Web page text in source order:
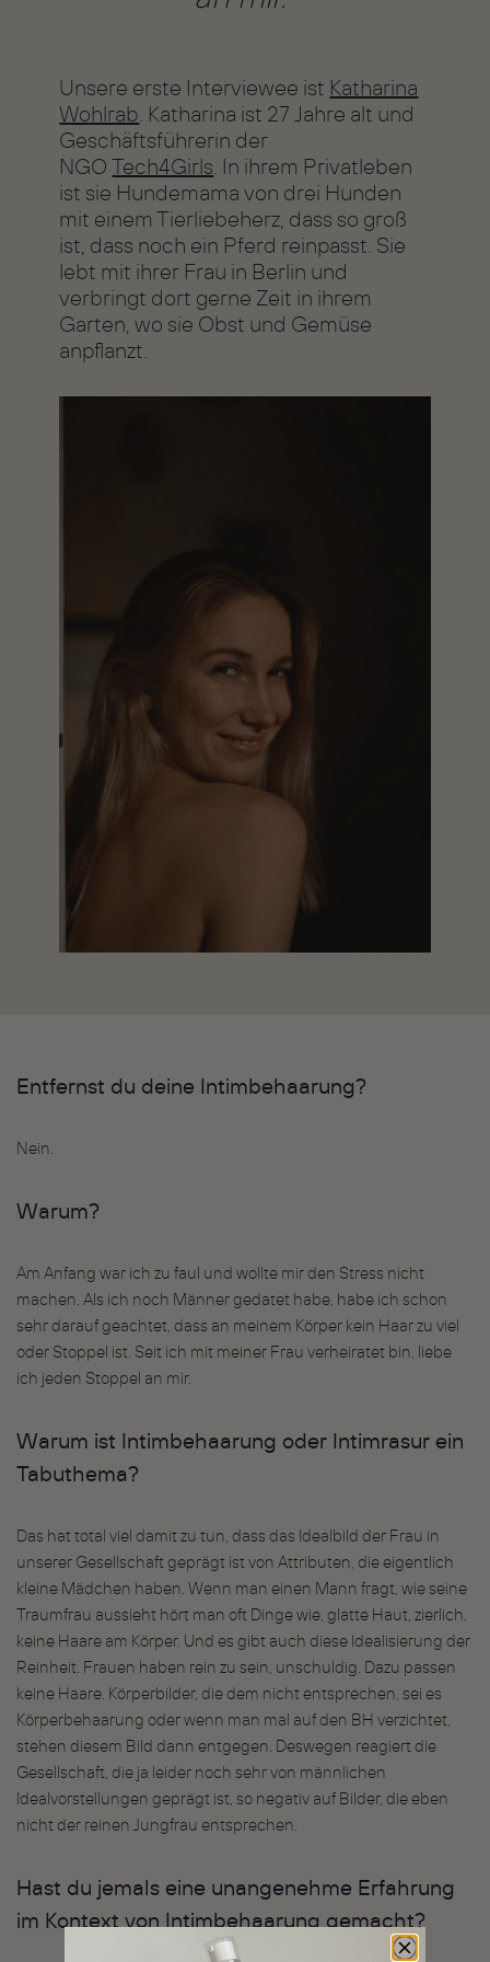
Unsere erste Interviewee ist Katharina
Wohlrab. Katharina ist 27 Jahre alt und
Geschäftsführerin der
NGOTech4Girls. In ihrem Privatleben
ist sie Hundemama von drei Hunden
mit einem Tierliebeherz, dass so groß
ist, dass noch ein Pferd reinpasst. Sie
lebt mit ihrer Frau in Berlin und
verbringt dort gerne Zeit in ihrem
Garten, wo sie Obst und Gemüse
anpflanzt.
Entfernst du deine Intimbehaarung?
Nein.
Warum?
Am Anfang war ich zu faul und wollte mir den Stress nicht
machen. Als ich noch Männer gedatet habe, habe ich schon
sehr darauf geachtet, dass an meinem Körper kein Haar zu viel
oder Stoppel ist. Seit ich mit meiner Frau verheiratet bin, liebe
ich jeden Stoppel an mir.
Warum ist Intimbehaarung oder Intimrasur ein
Tabuthema?
Das hat total viel damit zu tun, dass das Idealbild der Frau in
unserer Gesellschaft geprägt ist von Attributen, die eigentlich
kleine Mädchen haben. Wenn man einen Mann fragt, wie seine
Traumfrau aussieht hört man oft Dinge wie, glatte Haut, zierlich,
keine Haare am Körper. Und es gibt auch diese Idealisierung der
Reinheit. Frauen haben rein zu sein, unschuldig. Dazu passen
keine Haare. Körperbilder, die dem nicht entsprechen, sei es
Körperbehaarung oder wenn man mal auf den BH verzichtet,
stehen diesem Bild dann entgegen. Deswegen reagiert die
Gesellschaft, die ja leider noch sehr von männlichen
Idealvorstellungen geprägt ist, so negativ auf Bilder, die eben
nicht der reinen Jungfrau entsprechen.
Hast du jemals eine unangenehme Erfahrung
im Kontext von Intimbehaarung gemacht?